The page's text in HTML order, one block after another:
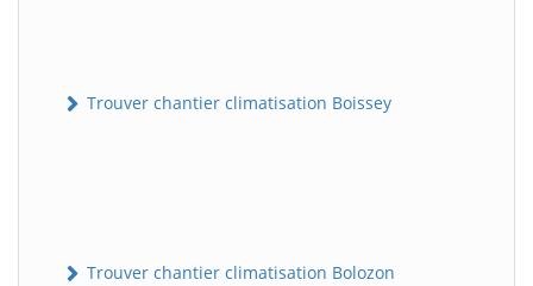
Trouver chantier climatisation Boissey
Trouver chantier climatisation Bolozon